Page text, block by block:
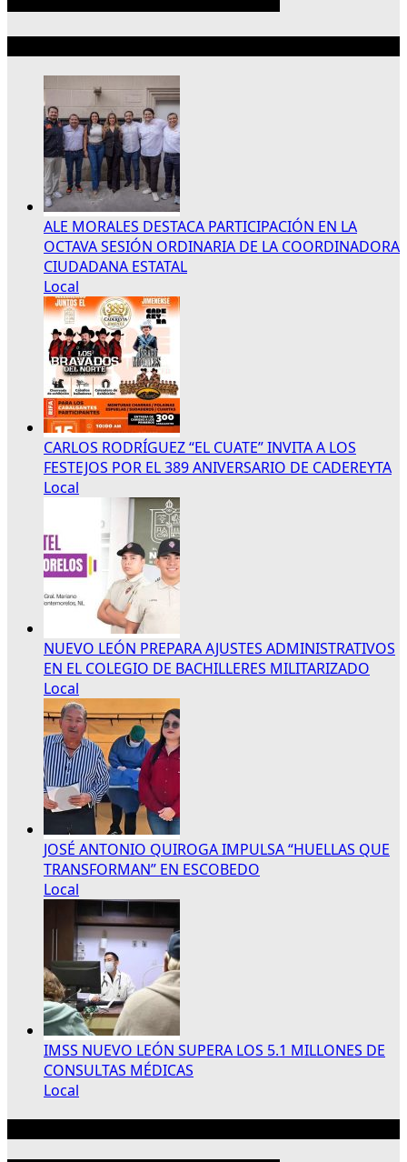
ALE MORALES DESTACA PARTICIPACIÓN EN LA
OCTAVA SESIÓN ORDINARIA DE LA COORDINADORA
CIUDADANA ESTATAL
Local
CARLOS RODRÍGUEZ “EL CUATE” INVITA A LOS
FESTEJOS POR EL 389 ANIVERSARIO DE CADEREYTA
Local
NUEVO LEÓN PREPARA AJUSTES ADMINISTRATIVOS
EN EL COLEGIO DE BACHILLERES MILITARIZADO
Local
JOSÉ ANTONIO QUIROGA IMPULSA “HUELLAS QUE
TRANSFORMAN” EN ESCOBEDO
Local
IMSS NUEVO LEÓN SUPERA LOS 5.1 MILLONES DE
CONSULTAS MÉDICAS
Local